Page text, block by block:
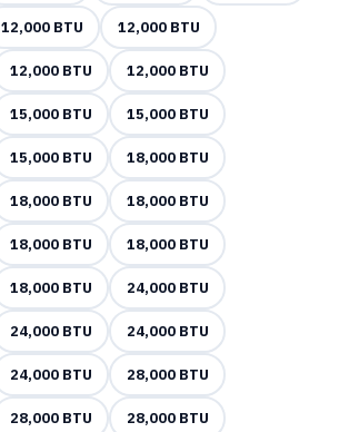
12,000 BTU
12,000 BTU
12,000 BTU
12,000 BTU
15,000 BTU
15,000 BTU
15,000 BTU
18,000 BTU
18,000 BTU
18,000 BTU
18,000 BTU
18,000 BTU
18,000 BTU
24,000 BTU
24,000 BTU
24,000 BTU
24,000 BTU
28,000 BTU
28,000 BTU
28,000 BTU